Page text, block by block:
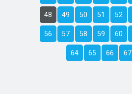
48 49 50 51 52
56 57 58 59 60
64 65 66 67